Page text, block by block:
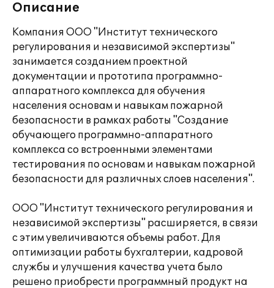
Описание
Компания ООО "Институт технического
регулирования и независимой экспертизы"
занимается созданием проектной
документации и прототипа программно-
аппаратного комплекса для обучения
населения основам и навыкам пожарной
безопасности в рамках работы "Создание
обучающего программно-аппаратного
комплекса со встроенными элементами
тестирования по основам и навыкам пожарной
безопасности для различных слоев населения".
ООО "Институт технического регулирования и
независимой экспертизы" расширяется, в связи
с этим увеличиваются объемы работ. Для
оптимизации работы бухгалтерии, кадровой
службы и улучшения качества учета было
решено приобрести программный продукт на